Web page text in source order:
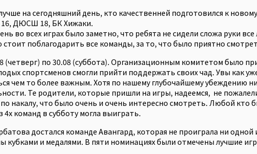
на сегодняшний день, кто качественней подготовился к
ДЮСШ 18, БК Хижаки.
во всех играх было заметно, что ребята не сидели сложа руки
поблагодарить все команды, за то, что было приятно
(четверг) по 30.08 (суббота). Организационным комитетом было
спортсменов смогли прийти поддержать своих чад. Увы как
чем то более важным. Хотя по нашему глубочайшему убеждению
Те родители, которые пришли на игры, надеемся, не
накалу, что было очень и очень интересно смотреть. Любой кто
команд в субботу могла выиграть.
достался команде Авангард, которая не проиграла ни
кубками и медалями. В пяти номинациях были отмечены лучшие